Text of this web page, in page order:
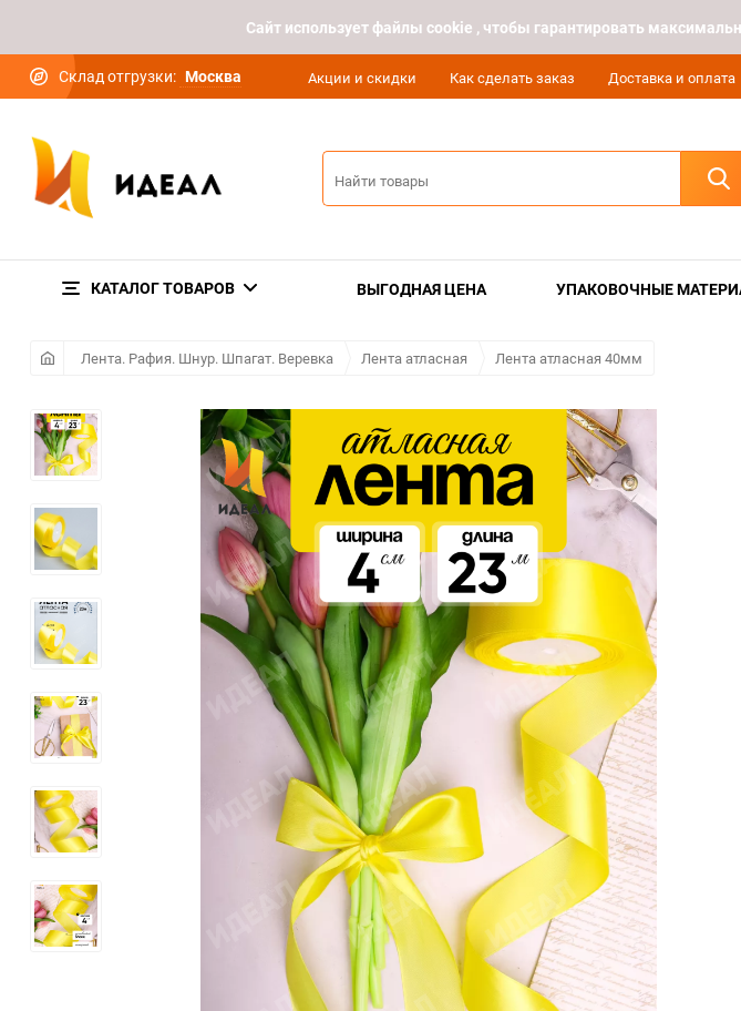
Cайт использует файлы cookie , чтобы гарантировать
Склад отгрузки: Москва Акции и скидки Как сделать заказ Доставка и оплата
КАТАЛОГ ТОВАРОВ ВЫГОДНАЯ ЦЕНА УПАКОВОЧНЫЕ
Лента. Рафия. Шнур. Шпагат. Веревка Лента атласная Лента атласная 40мм